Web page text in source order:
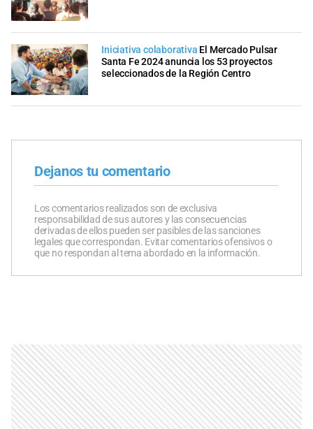
Iniciativa colaborativa El Mercado Pulsar
Santa Fe 2024 anuncia los 53 proyectos
seleccionados de la Región Centro
Dejanos tu comentario
Los comentarios realizados son de exclusiva
responsabilidad de sus autores y las consecuencias
derivadas de ellos pueden ser pasibles de las sanciones
legales que correspondan. Evitar comentarios ofensivos o
que no respondan al tema abordado en la información.